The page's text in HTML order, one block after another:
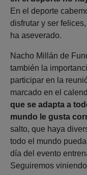
En el deporte
disfrutar y ser
ha aseverado.
Nacho Millán de
también la
participar en la
marcado en el
que se adapta a
mundo le gusta
salto, que haya
todo el mundo
día del evento
Seguiremos